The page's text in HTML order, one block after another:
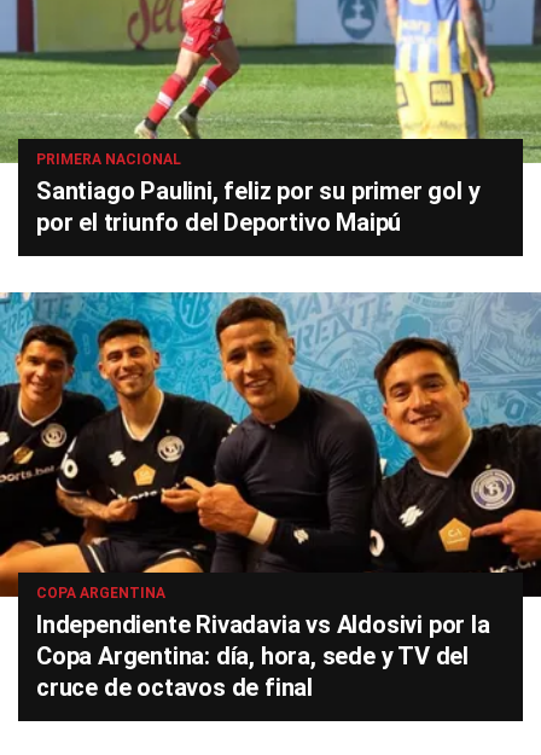
PRIMERA NACIONAL
Santiago Paulini, feliz por su primer gol y
por el triunfo del Deportivo Maipú
COPA ARGENTINA
Independiente Rivadavia vs Aldosivi por la
Copa Argentina: día, hora, sede y TV del
cruce de octavos de final